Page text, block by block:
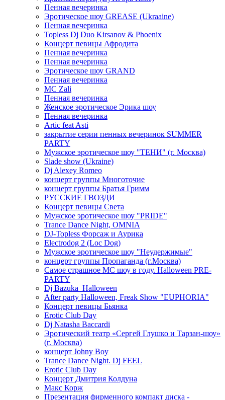
Пенная вечеринка
Эротическое шоу GREASE (Ukraaine)
Пенная вечеринка
Topless Dj Duo Kirsanov & Phoenix
Концерт певицы Афродита
Пенная вечеринка
Пенная вечеринка
Эротическое шоу GRAND
Пенная вечеринка
MC Zali
Пенная вечеринка
Женское эротическое Эрика шоу
Пенная вечеринка
Artic feat Asti
закрытие серии пенных вечеринок SUMMER
PARTY
Мужское эротическое шоу "ТЕНИ" (г. Москва)
Slade show (Ukraine)
Dj Alexey Romeo
концерт группы Многоточие
концерт группы Братья Гримм
РУССКИЕ ГВОЗДИ
Концерт певицы Света
Мужское эротическое шоу "PRIDE"
Trance Dance Night, OMNIA
DJ-Topless Форсаж и Аурика
Electrodog 2 (Loc Dog)
Мужское эротическое шоу "Неудержимые"
концерт группы Пропаганда (г.Москва)
Самое страшное МС шоу в году. Halloween PRE-
PARTY
Dj Bazuka_Halloween
After party Halloween, Freak Show "EUPHORIA"
Концерт певицы Бьянка
Erotic Club Day
Dj Natasha Baccardi
Эротический театр «Сергей Глушко и Тарзан-шоу»
(г. Москва)
концерт Johny Boy
Trance Dance Night. Dj FEEL
Erotic Club Day
Концерт Дмитрия Колдуна
Макс Корж
Презентация фирменного компакт диска -